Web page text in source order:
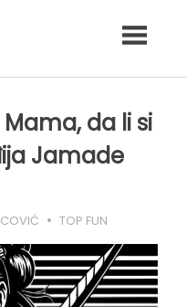
da li si
Jamade
TOP FUN